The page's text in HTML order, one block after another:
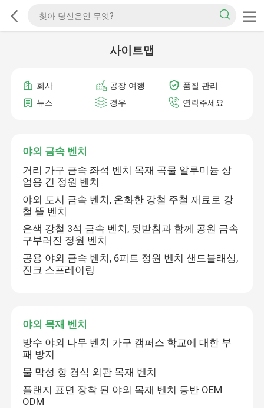
사이트맵
회사 공장 여행
품질 관리
뉴스
경우 연락주세요
야외 금속 벤치
거리 가구 금속 좌석 벤치 목재 곡물 알루미늄 상
업용 긴 정원 벤치
야외 도시 금속 벤치, 온화한 강철 주철 재료로 강
철 뜰 벤치
은색 강철 3석 금속 벤치, 뒷받침과 함께 공원 금속
구부러진 정원 벤치
공용 야외 금속 벤치, 6피트 정원 벤치 샌드블래싱,
진크 스프레이링
야외 목재 벤치
방수 야외 나무 벤치 가구 캠퍼스 학교에 대한 부
패 방지
물 막성 항 경식 외관 목재 벤치
플랜지 표면 장착 된 야외 목재 벤치 등반 OEM
ODM